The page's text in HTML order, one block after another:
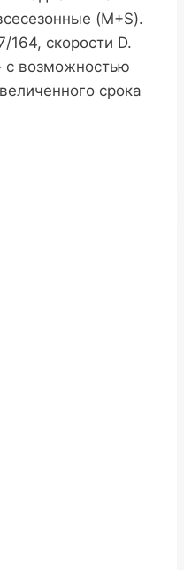
(M+S).
164, скорости D.
с возможностью
срока